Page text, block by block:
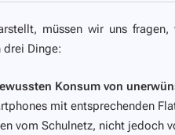
müssen wir uns fragen,
drei Dinge:
Konsum von
mit entsprechenden
vom Schulnetz, nicht jedoch